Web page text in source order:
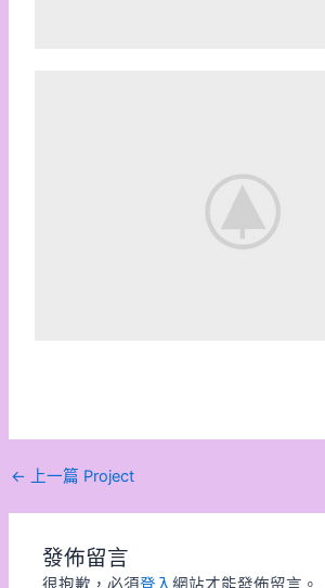
← 上一篇 Project
發佈留言